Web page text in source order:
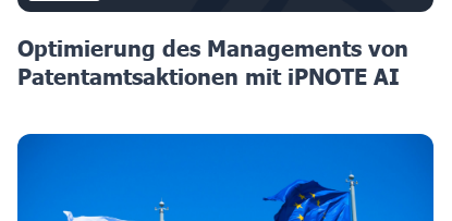
Optimierung des Managements von
Patentamtsaktionen mit iPNOTE AI